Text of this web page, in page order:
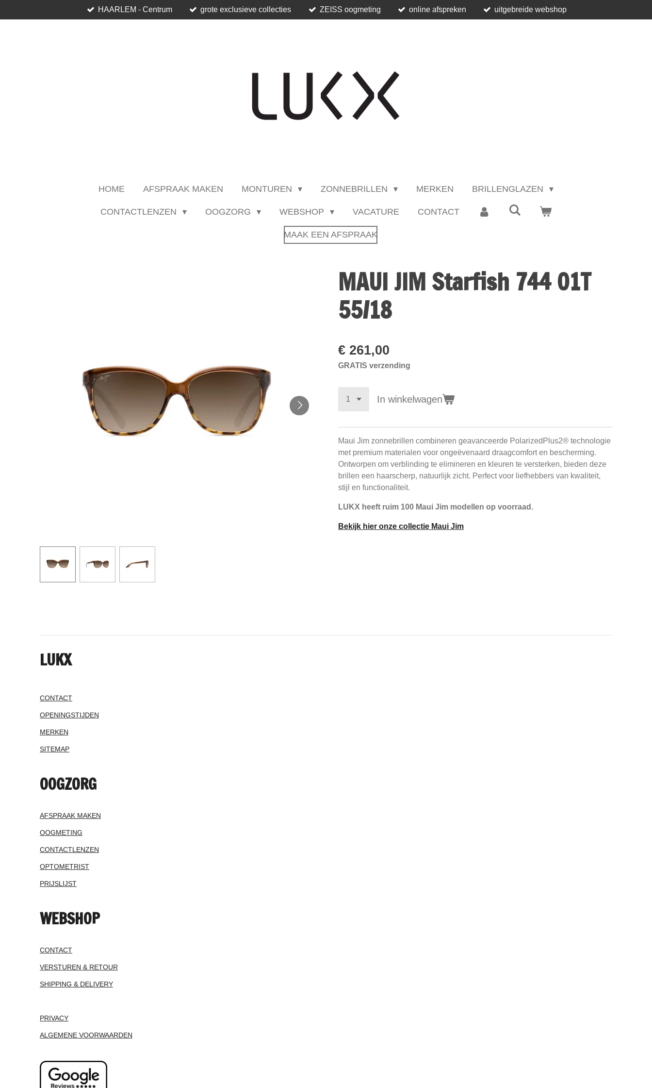
direct
HAARLEM - Centrum grote exclusieve collecties ZEISS oogmeting online afspreken uitgebreide webshop
HOME AFSPRAAK MAKEN MONTUREN ZONNEBRILLEN MERKEN BRILLENGLAZEN
CONTACTLENZEN OOGZORG WEBSHOP VACATURE CONTACT
MAAK EEN AFSPRAAK
MAUI JIM Starfish 744 01T
55/18
€ 261,00
GRATIS verzending
In winkelwagen
Maui Jim zonnebrillen combineren geavanceerde PolarizedPlus2® technologie
met premium materialen voor ongeëvenaard draagcomfort en bescherming.
Ontworpen om verblinding te elimineren en kleuren te versterken, bieden deze
brillen een haarscherp, natuurlijk zicht. Perfect voor liefhebbers van kwaliteit,
stijl en functionaliteit.
LUKX heeft ruim 100 Maui Jim modellen op voorraad.
Bekijk hier onze collectie Maui Jim
LUKX
CONTACT
OPENINGSTIJDEN
MERKEN
SITEMAP
OOGZORG
AFSPRAAK MAKEN
OOGMETING
CONTACTLENZEN
OPTOMETRIST
PRIJSLIJST
WEBSHOP
CONTACT
VERSTUREN & RETOUR
SHIPPING & DELIVERY
PRIVACY
ALGEMENE VOORWAARDEN